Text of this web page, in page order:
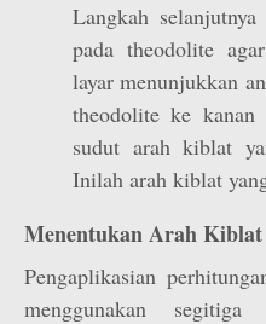
Langkah
pada theodolite
layar menunjukkan
theodolite ke kanan
sudut arah kiblat
Inilah arah kiblat
Menentukan Arah Kiblat
Pengaplikasian
menggunakan